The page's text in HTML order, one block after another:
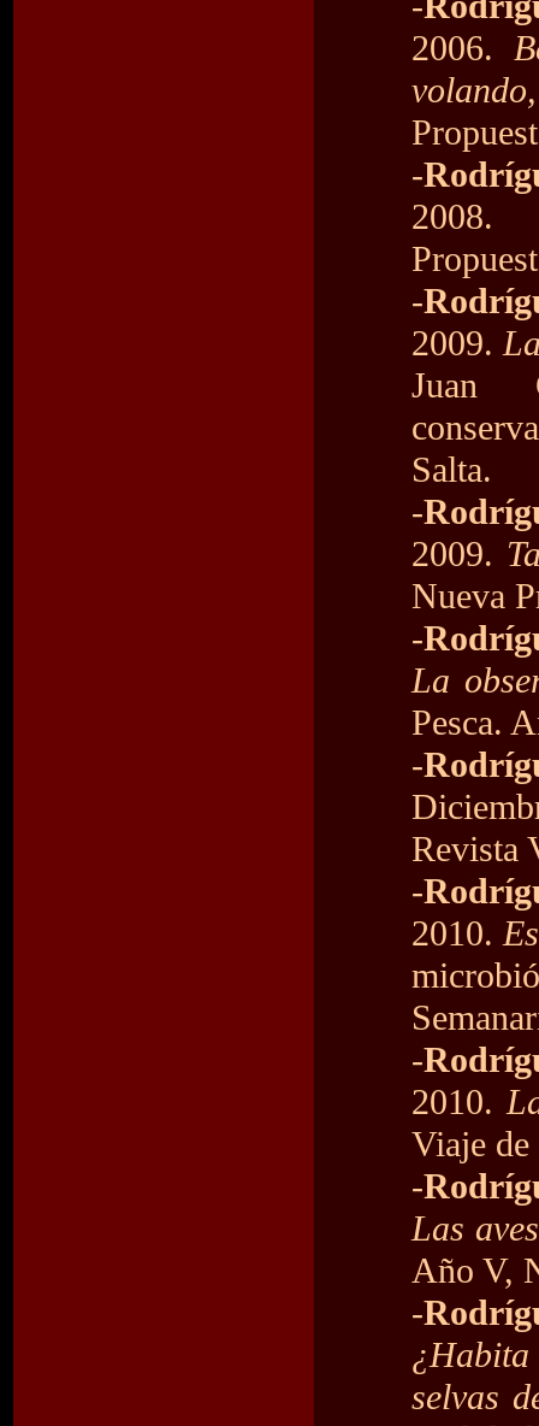
2006.
-
-
2009.
Juan
Salta.
-
2009.
Nueva
-
La
Pesca.
-
Revista
-
2010.
-
2010.
Viaje de
-
Las
Año V,
-
selvas